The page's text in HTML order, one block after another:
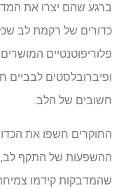
ברגע שהם יצרו את
כדורים של רקמת לב
פלוריפוטנטיים
ופיברובלסטים לבביים
חשובים של הלב.
החוקרים חשפו את
ההשפעות של התקף לב,
שהמדבקות קידמו